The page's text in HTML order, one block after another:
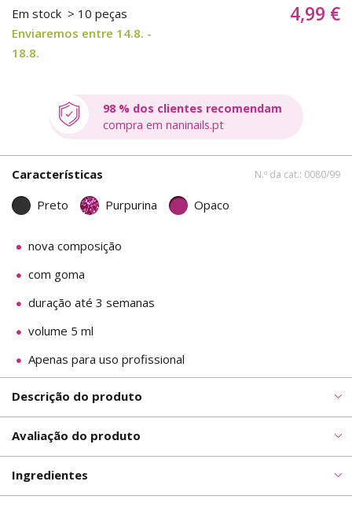
Em stock > 10 peças
Enviaremos entre 14.8. -
18.8.
4,99 €
98 % dos clientes recomendam
compra em naninails.pt
Características N.º da cat.: 0080/99
Preto Purpurina Opaco
nova composição
com goma
duração até 3 semanas
volume 5 ml
Apenas para uso profissional
Descrição do produto
Avaliação do produto
Ingredientes